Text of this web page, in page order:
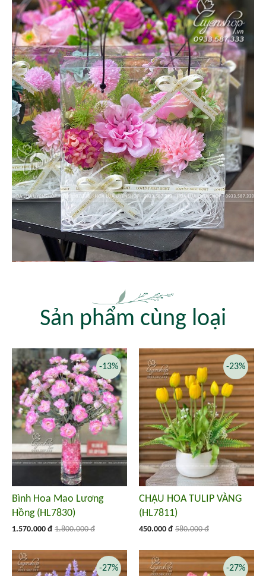
Sản phẩm cùng loại
Bình Hoa Mao Lương
Hồng (HL7830)
1.570.000 đ 1.800.000 đ
-13%
CHẬU HOA TULIP VÀNG
(HL7811)
450.000 đ 580.000 đ
-23%
-27% -27%